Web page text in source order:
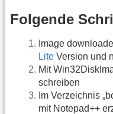
Folgende
Image
Lite Version und
Mit
schreiben
Im Verzeichnis
mit Notepad++